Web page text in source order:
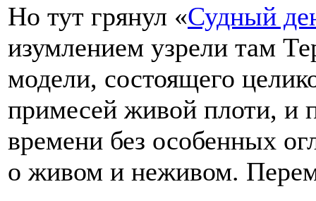
Но тут грянул «Судный
изумлением узрели там
модели, состоящего
примесей живой плоти, и
времени без особенных
о живом и неживом.